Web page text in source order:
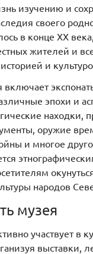
изучению и
своего
в конце XX
жителей и
и
эпохи и
находки,
оружие
и многое
народов
музея
участвует в
выставки,